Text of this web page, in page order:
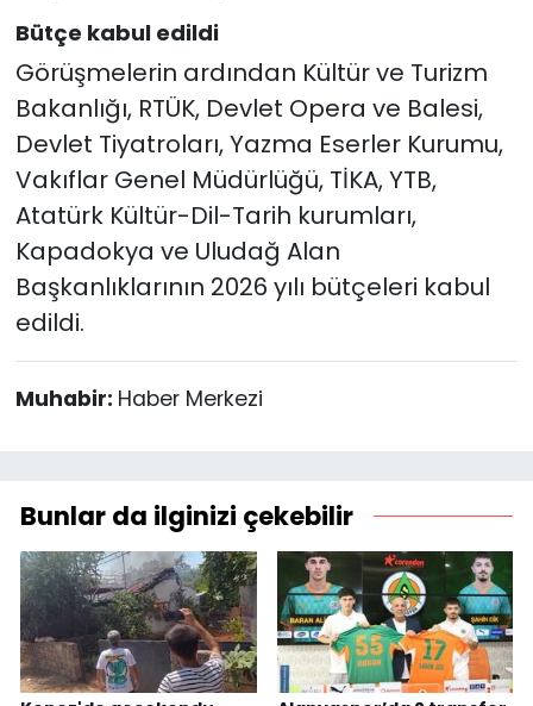
Bütçe kabul edildi
Görüşmelerin ardından Kültür ve Turizm
Bakanlığı, RTÜK, Devlet Opera ve Balesi,
Devlet Tiyatroları, Yazma Eserler Kurumu,
Vakıflar Genel Müdürlüğü, TİKA, YTB,
Atatürk Kültür-Dil-Tarih kurumları,
Kapadokya ve Uludağ Alan
Başkanlıklarının 2026 yılı bütçeleri kabul
edildi.
Muhabir: Haber Merkezi
Bunlar da ilginizi çekebilir